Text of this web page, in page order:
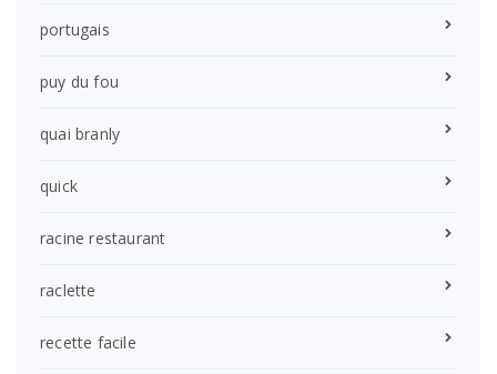
portugais
puy du fou
quai branly
quick
racine restaurant
raclette
recette facile